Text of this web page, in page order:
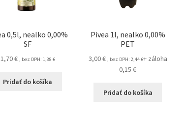
0,5l, nealko 0,00%
SF
1,70€ , bez DPH: 1,38 €
Pridať do košíka
Pivea 1l, nealko 0,00%
PET
3,00€ , bez DPH: 2,44€+ záloha
0,15€
Pridať do košíka